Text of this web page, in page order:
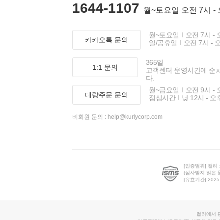
1644-1107 월~토요일 오전 7시 -
카카오톡 문의
월~토요일
오전 7시 -
일/공휴일
오전 7시 -
1:1 문의
365일
고객센터 운영시간에 순
다.
대량주문 문의
월~금요일
오전 9시 -
점심시간
낮 12시 - 오
비회원 문의 : help@kurlycorp.com
[인증범위] 컬리
(심사받지 않은
[유효기간]
컬리에서